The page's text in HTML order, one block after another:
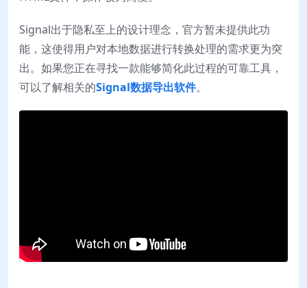
Signal出于隐私至上的设计理念，官方暂未提供此功
能，这使得用户对本地数据进行转换处理的需求更为突
出。如果您正在寻找一款能够简化此过程的可靠工具，
可以了解相关的Signal数据导出软件。